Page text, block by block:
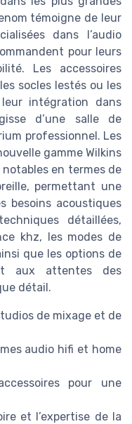
témoigne de leur
dans l’audio
pour leurs
Les accessoires
socles lestés ou les
intégration dans
d’une salle de
professionnel. Les
gamme Wilkins
en termes de
permettant une
besoins acoustiques
détaillées,
khz, les modes de
que les options de
aux attentes des
détail.
de mixage et de
audio hifi et home
pour une
et l’expertise de la